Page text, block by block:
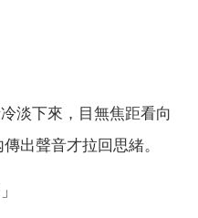
淡下來，目無焦距看向
出聲音才拉回思緒。